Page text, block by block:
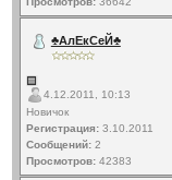
♣АлЕкСеЙ♣
4.12.2011, 10:13
Новичок
Регистрация:3.10.2011
Сообщений:2
Просмотров:42383